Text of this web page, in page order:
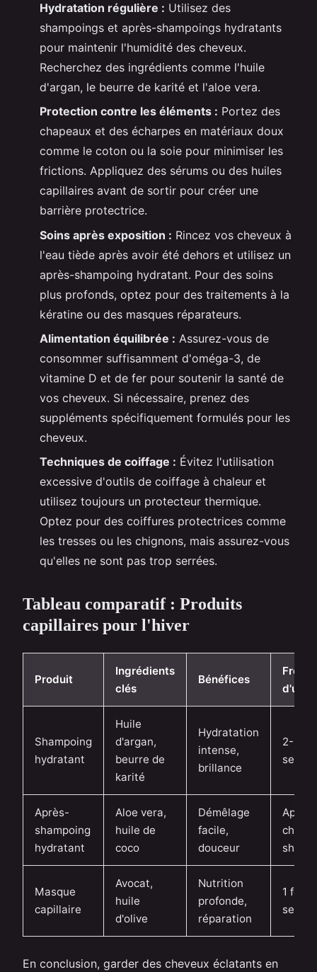
Hydratation régulière : Utilisez des
shampoings et après-shampoings hydratants
pour maintenir l'humidité des cheveux.
Recherchez des ingrédients comme l'huile
d'argan, le beurre de karité et l'aloe vera.
Protection contre les éléments : Portez des
chapeaux et des écharpes en matériaux doux
comme le coton ou la soie pour minimiser les
frictions. Appliquez des sérums ou des huiles
capillaires avant de sortir pour créer une
barrière protectrice.
Soins après exposition : Rincez vos cheveux à
l'eau tiède après avoir été dehors et utilisez un
après-shampoing hydratant. Pour des soins
plus profonds, optez pour des traitements à la
kératine ou des masques réparateurs.
Alimentation équilibrée : Assurez-vous de
consommer suffisamment d'oméga-3, de
vitamine D et de fer pour soutenir la santé de
vos cheveux. Si nécessaire, prenez des
suppléments spécifiquement formulés pour les
cheveux.
Techniques de coiffage : Évitez l'utilisation
excessive d'outils de coiffage à chaleur et
utilisez toujours un protecteur thermique.
Optez pour des coiffures protectrices comme
les tresses ou les chignons, mais assurez-vous
qu'elles ne sont pas trop serrées.
Tableau comparatif : Produits
capillaires pour l'hiver
Produit
Ingrédients
clés
Bénéfices
Shampoing
hydratant
Huile
d'argan,
beurre de
karité
Hydratation
intense,
brillance
2-3
Après-
shampoing
hydratant
Aloe vera,
huile de
coco
Démêlage
facile,
douceur
Après
Masque
capillaire
Avocat,
huile
d'olive
Nutrition
profonde,
réparation
1 fois
En conclusion, garder des cheveux éclatants en